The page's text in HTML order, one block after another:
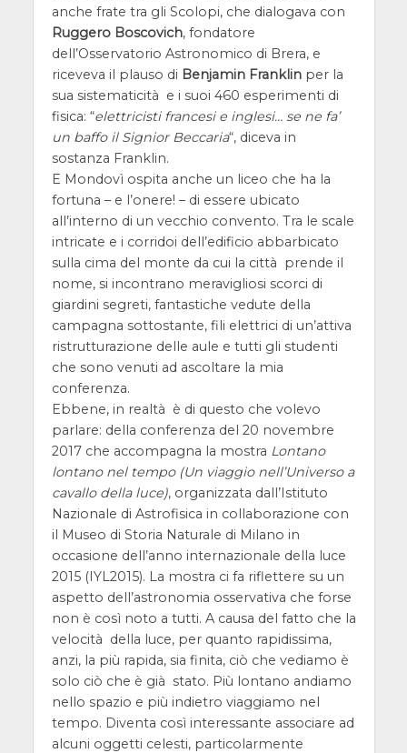
anche frate tra gli Scolopi, che dialogava con
Ruggero Boscovich, fondatore
dell’Osservatorio Astronomico di Brera, e
riceveva il plauso di Benjamin Franklinper la
sua sistematicità e i suoi 460 esperimenti di
fisica: “elettricisti francesi e inglesi… se ne fa’
un baffo il Signior Beccaria“, diceva in
sostanza Franklin.
E Mondovì ospita anche un liceo che ha la
fortuna – e l’onere! – di essere ubicato
all’interno di un vecchio convento. Tra le scale
intricate e i corridoi dell’edificio abbarbicato
sulla cima del monte da cui la città prende il
nome, si incontrano meravigliosi scorci di
giardini segreti, fantastiche vedute della
campagna sottostante, fili elettrici di un’attiva
ristrutturazione delle aule e tutti gli studenti
che sono venuti ad ascoltare la mia
conferenza.
Ebbene, in realtà è di questo che volevo
parlare: della conferenza del 20 novembre
2017 che accompagna la mostra Lontano
lontano nel tempo (Un viaggio nell’Universo a
cavallo della luce), organizzata dall’Istituto
Nazionale di Astrofisica in collaborazione con
il Museo di Storia Naturale di Milano in
occasione dell’anno internazionale della luce
2015 (IYL2015). La mostra ci fa riflettere su un
aspetto dell’astronomia osservativa che forse
non è così noto a tutti. A causa del fatto che la
velocità della luce, per quanto rapidissima,
anzi, la più rapida, sia finita, ciò che vediamo è
solo ciò che è già stato. Più lontano andiamo
nello spazio e più indietro viaggiamo nel
tempo. Diventa così interessante associare ad
alcuni oggetti celesti, particolarmente